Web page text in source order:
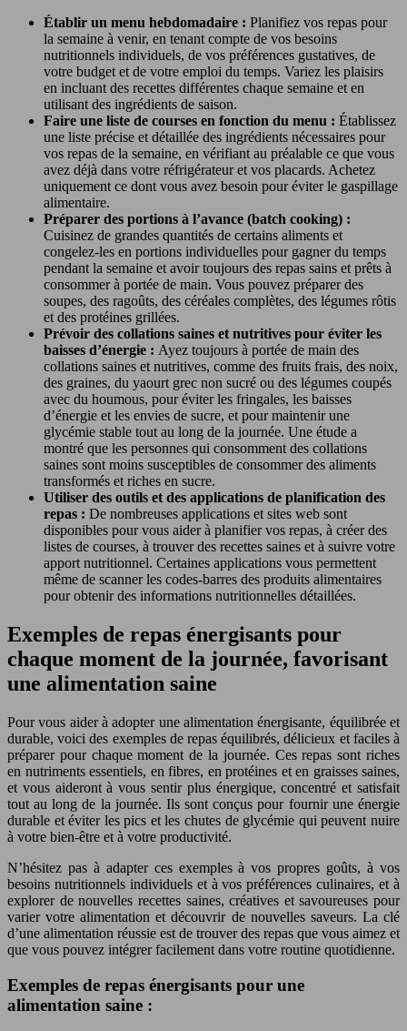
Établir un menu hebdomadaire : Planifiez vos repas pour
la semaine à venir, en tenant compte de vos besoins
nutritionnels individuels, de vos préférences gustatives, de
votre budget et de votre emploi du temps. Variez les plaisirs
en incluant des recettes différentes chaque semaine et en
utilisant des ingrédients de saison.
Faire une liste de courses en fonction du menu : Établissez
une liste précise et détaillée des ingrédients nécessaires pour
vos repas de la semaine, en vérifiant au préalable ce que vous
avez déjà dans votre réfrigérateur et vos placards. Achetez
uniquement ce dont vous avez besoin pour éviter le gaspillage
alimentaire.
Préparer des portions à l’avance (batch cooking) :
Cuisinez de grandes quantités de certains aliments et
congelez-les en portions individuelles pour gagner du temps
pendant la semaine et avoir toujours des repas sains et prêts à
consommer à portée de main. Vous pouvez préparer des
soupes, des ragoûts, des céréales complètes, des légumes rôtis
et des protéines grillées.
Prévoir des collations saines et nutritives pour éviter les
baisses d’énergie : Ayez toujours à portée de main des
collations saines et nutritives, comme des fruits frais, des noix,
des graines, du yaourt grec non sucré ou des légumes coupés
avec du houmous, pour éviter les fringales, les baisses
d’énergie et les envies de sucre, et pour maintenir une
glycémie stable tout au long de la journée. Une étude a
montré que les personnes qui consomment des collations
saines sont moins susceptibles de consommer des aliments
transformés et riches en sucre.
Utiliser des outils et des applications de planification des
repas : De nombreuses applications et sites web sont
disponibles pour vous aider à planifier vos repas, à créer des
listes de courses, à trouver des recettes saines et à suivre votre
apport nutritionnel. Certaines applications vous permettent
même de scanner les codes-barres des produits alimentaires
pour obtenir des informations nutritionnelles détaillées.
Exemples de repas énergisants pour
chaque moment de la journée, favorisant
une alimentation saine
Pour vous aider à adopter une alimentation énergisante, équilibrée et
durable, voici des exemples de repas équilibrés, délicieux et faciles à
préparer pour chaque moment de la journée. Ces repas sont riches
en nutriments essentiels, en fibres, en protéines et en graisses saines,
et vous aideront à vous sentir plus énergique, concentré et satisfait
tout au long de la journée. Ils sont conçus pour fournir une énergie
durable et éviter les pics et les chutes de glycémie qui peuvent nuire
à votre bien-être et à votre productivité.
N’hésitez pas à adapter ces exemples à vos propres goûts, à vos
besoins nutritionnels individuels et à vos préférences culinaires, et à
explorer de nouvelles recettes saines, créatives et savoureuses pour
varier votre alimentation et découvrir de nouvelles saveurs. La clé
d’une alimentation réussie est de trouver des repas que vous aimez et
que vous pouvez intégrer facilement dans votre routine quotidienne.
Exemples de repas énergisants pour une
alimentation saine :